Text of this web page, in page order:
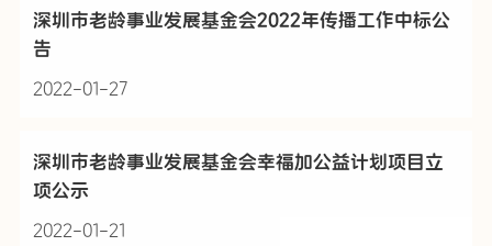
深圳市老龄事业发展基金会2022年传播工作中标公
告
2022-01-27
深圳市老龄事业发展基金会幸福加公益计划项目立
项公示
2022-01-21